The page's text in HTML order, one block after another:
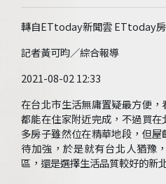
轉自ETtoday新聞雲 ETtoday
記者黃可昀／綜合報導
2021-08-02 12:33
在台北市生活無庸置疑最方便
都能在住家附近完成，不過買
多房子雖然位在精華地段，但
待加強，於是就有台北人猶豫
區，還是選擇生活品質較好的新